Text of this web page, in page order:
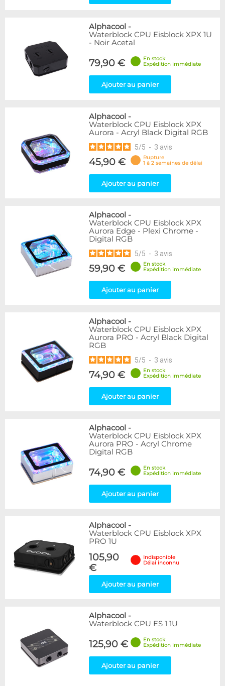
Alphacool -
Waterblock CPU Eisblock XPX 1U
- Noir Acetal
79,90 €
En stock
Expédition immédiate
Ajouter au panier
Alphacool -
Waterblock CPU Eisblock XPX
Aurora - Acryl Black Digital RGB
5/5 - 3 avis
45,90 €
Rupture
1 à 2 semaines de délai
Ajouter au panier
Alphacool -
Waterblock CPU Eisblock XPX
Aurora Edge - Plexi Chrome -
Digital RGB
5/5 - 3 avis
59,90 €
En stock
Expédition immédiate
Ajouter au panier
Alphacool -
Waterblock CPU Eisblock XPX
Aurora PRO - Acryl Black Digital
RGB
5/5 - 3 avis
74,90 €
En stock
Expédition immédiate
Ajouter au panier
Alphacool -
Waterblock CPU Eisblock XPX
Aurora PRO - Acryl Chrome
Digital RGB
74,90 €
En stock
Expédition immédiate
Ajouter au panier
Alphacool -
Waterblock CPU Eisblock XPX
PRO 1U
105,90
€
Indisponible
Délai inconnu
Ajouter au panier
Alphacool -
Waterblock CPU ES 1 1U
125,90 €
En stock
Expédition immédiate
Ajouter au panier